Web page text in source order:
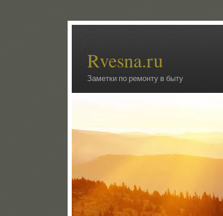
Rvesna.ru
Заметки по ремонту в быту